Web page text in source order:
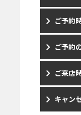
ご予約
ご予約
ご来店
キャン